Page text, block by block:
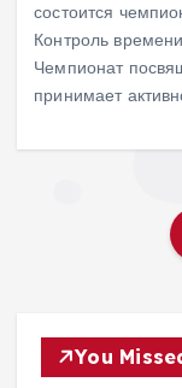
состоится
Контроль
Чемпионат
принимает
You